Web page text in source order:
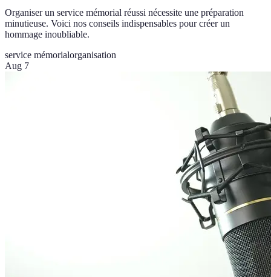
Organiser un service mémorial réussi nécessite une préparation
minutieuse. Voici nos conseils indispensables pour créer un
hommage inoubliable.
service mémorialorganisation
Aug 7